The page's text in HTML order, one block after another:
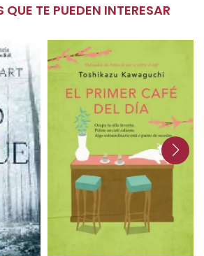
QUE TE PUEDEN INTERESAR